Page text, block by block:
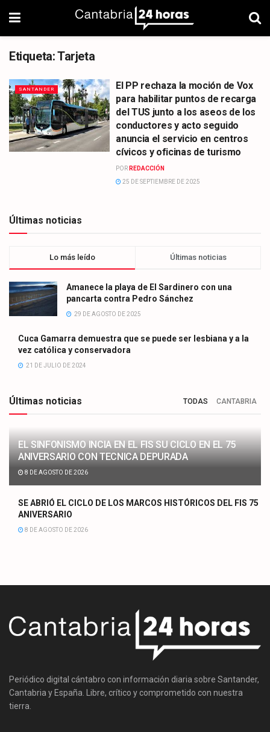
Etiqueta:Tarjeta
SANTANDER
El PP rechaza la moción de Vox
para habilitar puntos de recarga
del TUS junto a los aseos de los
conductores y acto seguido
anuncia el servicio en centros
cívicos y oficinas de turismo
POR REDACCIÓN
25 DE SEPTIEMBRE DE 2025
Últimas noticias
Lo más leído Últimas noticias
Amanece la playa de El Sardinero con una
pancarta contra Pedro Sánchez
29 DE AGOSTO DE 2025
Cuca Gamarra demuestra que se puede ser lesbiana y a la
vez católica y conservadora
21 DE JULIO DE 2024
Últimas noticias TODAS CANTABRIA
EL SINFONISMO INCIA EN EL FIS SU CICLO EN EL 75
ANIVERSARIO CON TECNICA DEPURADA
8 DE AGOSTO DE 2026
SE ABRIÓ EL CICLO DE LOS MARCOS HISTÓRICOS DEL FIS 75
ANIVERSARIO
8 DE AGOSTO DE 2026
Periódico digital cántabro con información diaria sobre Santander,
Cantabria y España. Libre, crítico y comprometido con nuestra
tierra.